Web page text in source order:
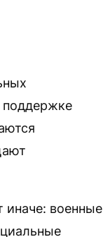
поддержке
иначе: военные